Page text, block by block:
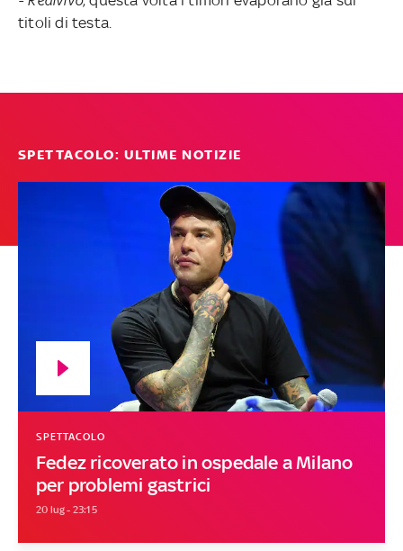
titoli di testa.
SPETTACOLO: ULTIME NOTIZIE
Fedez ricoverato in ospedale a Milano
per problemi gastrici
SPETTACOLO
20 lug - 23:15